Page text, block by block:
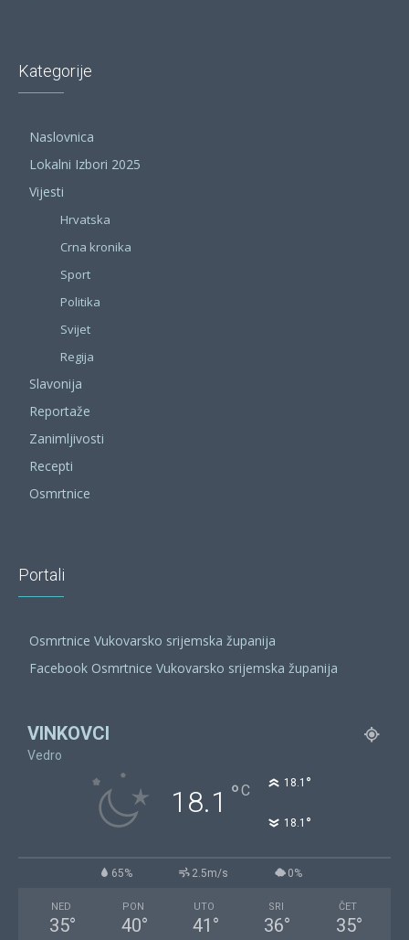
Kategorije
Naslovnica
Lokalni Izbori 2025
Vijesti
Hrvatska
Crna kronika
Sport
Politika
Svijet
Regija
Slavonija
Reportaže
Zanimljivosti
Recepti
Osmrtnice
Portali
Osmrtnice Vukovarsko srijemska županija
Facebook Osmrtnice Vukovarsko srijemska županija
VINKOVCI
Vedro
18.1 °C 18.1 °
18.1 °
65% 2.5m/s 0%
NED
35°
PON
40°
UTO
41 °
SRI
36°
ČET
35°